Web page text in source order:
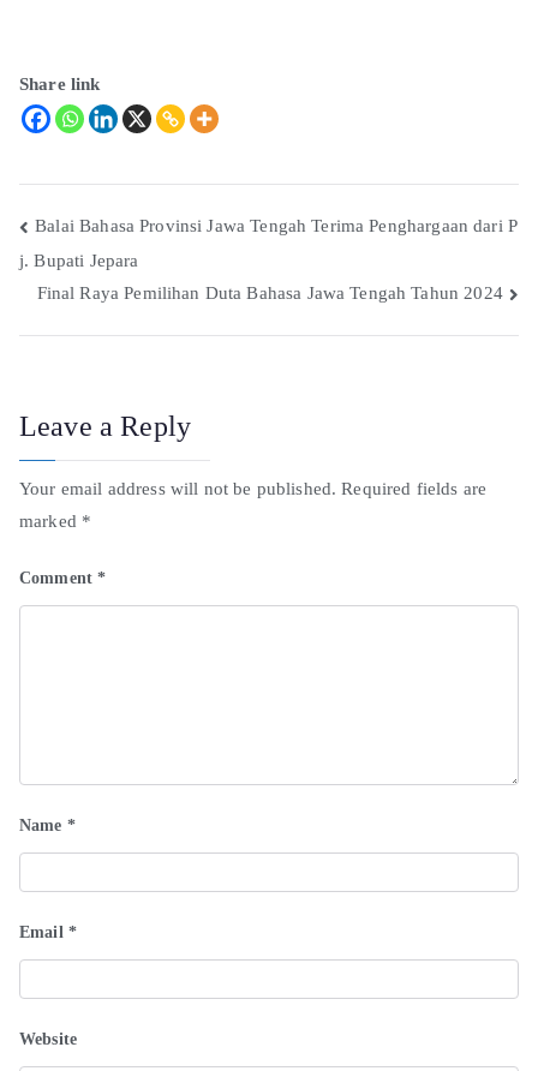
Share link
Balai Bahasa Provinsi Jawa Tengah Terima Penghargaan dari P
j. Bupati Jepara
Final Raya Pemilihan Duta Bahasa Jawa Tengah Tahun 2024
Leave a Reply
Your email address will not be published. Required fields are
marked *
Comment*
Name *
Email *
Website